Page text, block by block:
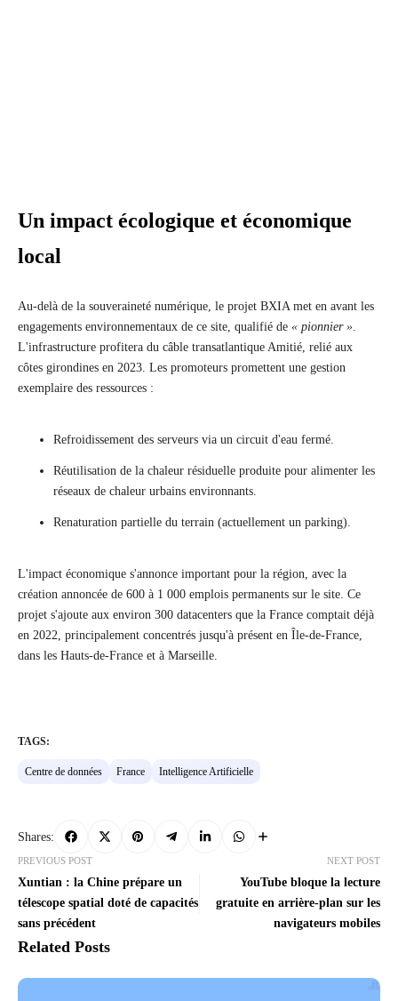
Un impact écologique et économique
local
Au-delà de la souveraineté numérique, le projet BXIA met en avant les
engagements environnementaux de ce site, qualifié de « pionnier ».
L'infrastructure profitera du câble transatlantique Amitié, relié aux
côtes girondines en 2023. Les promoteurs promettent une gestion
exemplaire des ressources :
Refroidissement des serveurs via un circuit d'eau fermé.
Réutilisation de la chaleur résiduelle produite pour alimenter les
réseaux de chaleur urbains environnants.
Renaturation partielle du terrain (actuellement un parking).
L'impact économique s'annonce important pour la région, avec la
création annoncée de 600 à 1 000 emplois permanents sur le site. Ce
projet s'ajoute aux environ 300 datacenters que la France comptait déjà
en 2022, principalement concentrés jusqu'à présent en Île-de-France,
dans les Hauts-de-France et à Marseille.
TAGS:
Centre de données France Intelligence Artificielle
Shares:
PREVIOUS POST
Xuntian : la Chine prépare un
télescope spatial doté de capacités
sans précédent
NEXT POST
YouTube bloque la lecture
gratuite en arrière-plan sur les
navigateurs mobiles
Related Posts